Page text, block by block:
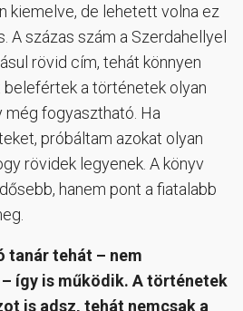
kiemelve, de lehetett volna ez
A százas szám a Szerdahellyel
rövid cím, tehát könnyen
a történetek olyan
fogyasztható. Ha
próbáltam azokat olyan
rövidek legyenek. A könyv
hanem pont a fiatalabb
tanár tehát – nem
így is működik. A történetek
is adsz, tehát nemcsak a